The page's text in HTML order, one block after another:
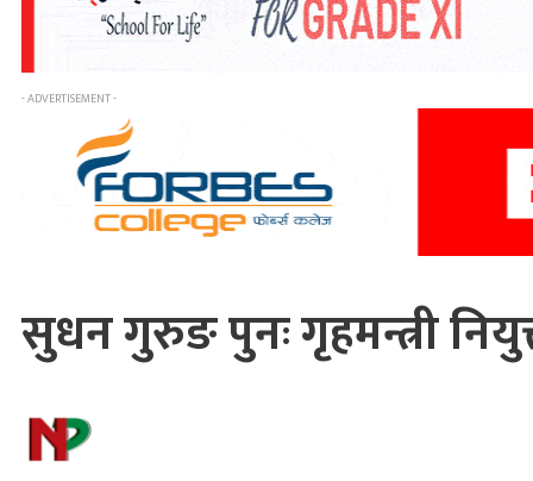
- ADVERTISEMENT -
सुधन गुरुङ पुनः गृहमन्त्री